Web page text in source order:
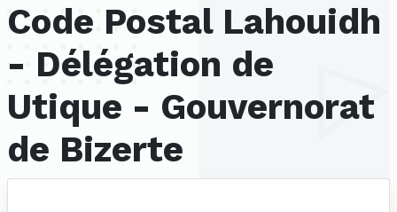
Code Postal Lahouidh
- Délégation de
Utique - Gouvernorat
de Bizerte